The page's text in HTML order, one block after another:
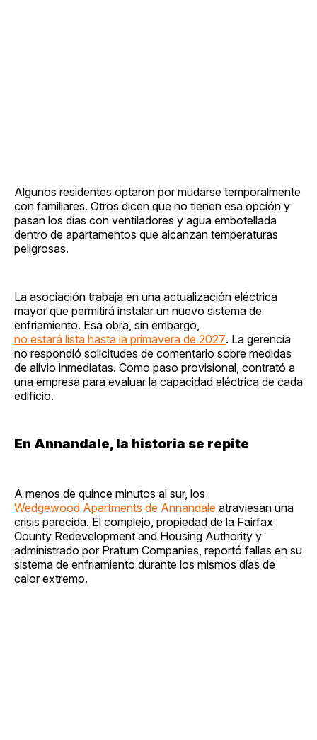
Algunos residentes optaron por mudarse temporalmente
con familiares. Otros dicen que no tienen esa opción y
pasan los días con ventiladores y agua embotellada
dentro de apartamentos que alcanzan temperaturas
peligrosas.
La asociación trabaja en una actualización eléctrica
mayor que permitirá instalar un nuevo sistema de
enfriamiento. Esa obra, sin embargo,
no estará lista hasta la primavera de 2027. La gerencia
no respondió solicitudes de comentario sobre medidas
de alivio inmediatas. Como paso provisional, contrató a
una empresa para evaluar la capacidad eléctrica de cada
edificio.
En Annandale, la historia se repite
A menos de quince minutos al sur, los
Wedgewood Apartments de Annandale atraviesan una
crisis parecida. El complejo, propiedad de la Fairfax
County Redevelopment and Housing Authority y
administrado por Pratum Companies, reportó fallas en su
sistema de enfriamiento durante los mismos días de
calor extremo.